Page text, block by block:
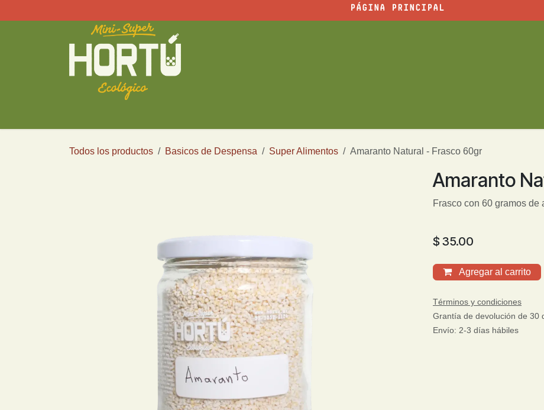
PÁGINA PRINCIPAL
Todos los productos Basicos de Despensa Super Alimentos Amaranto Natural - Frasco 60gr
Amaranto
Frasco con 60 gramos de
$ 35.00
Agregar al carrito
Términos y condiciones
Grantía de devolución de 30
Envío: 2-3 días hábiles